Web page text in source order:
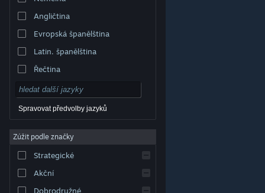
© Valve Corporation. Všechna práva vyhrazena.
příslušných subjektů v USA a dalších zemích.
Smlouva o užívání služby Steam
Cookies
Angličtina
Evropská španělština
Latin. španělština
Řečtina
Spravovat předvolby jazyků
Zúžit podle značky
Strategické
Akční
Dobrodružné